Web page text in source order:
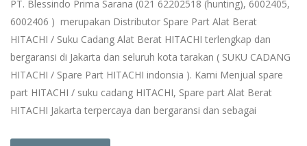
PT. Blessindo Prima Sarana (021 62202518 (hunting), 6002405,
6002406 ) merupakan Distributor Spare Part Alat Berat
HITACHI / Suku Cadang Alat Berat HITACHI terlengkap dan
bergaransi di Jakarta dan seluruh kota tarakan ( SUKU CADANG
HITACHI / Spare Part HITACHI indonsia ). Kami Menjual spare
part HITACHI / suku cadang HITACHI, Spare part Alat Berat
HITACHI Jakarta terpercaya dan bergaransi dan sebagai